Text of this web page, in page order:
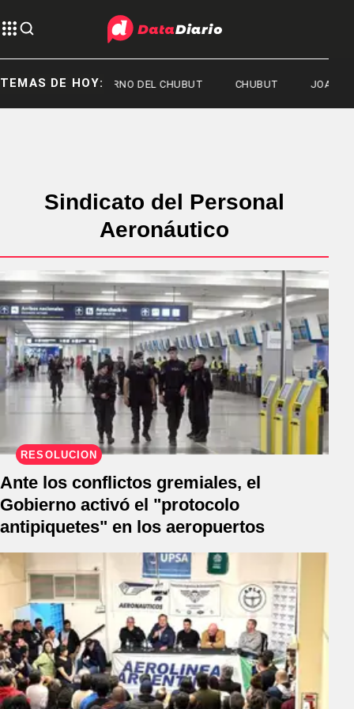
TEMAS DE HOY:GOBIERNO DEL CHUBUT CHUBUT JOAQUÍN
Sindicato del Personal
Aeronáutico
RESOLUCIÓN
Ante los conflictos gremiales, el
Gobierno activó el "protocolo
antipiquetes" en los aeropuertos